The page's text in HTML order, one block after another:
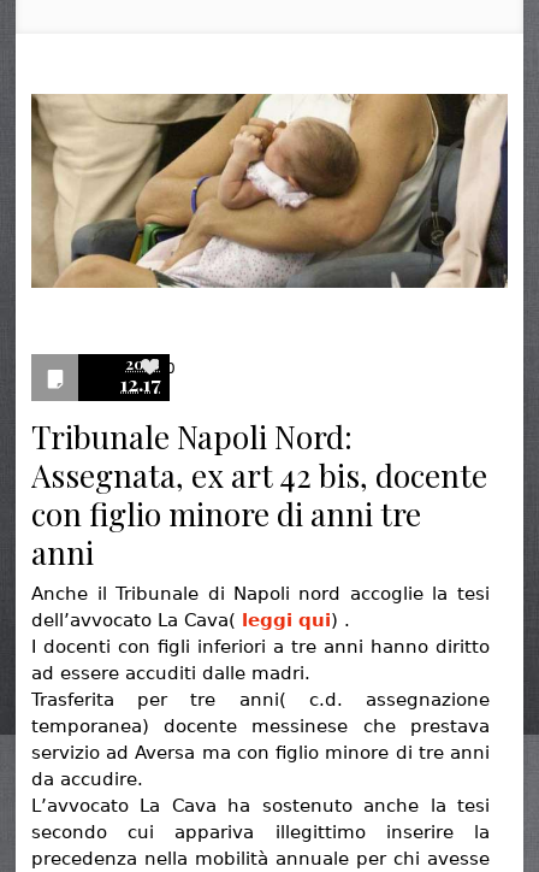
2018
12.17
0
Tribunale Napoli Nord:
Assegnata, ex art 42 bis, docente
con figlio minore di anni tre
anni
Anche il Tribunale di Napoli nord accoglie la tesi
dell’avvocato La Cava( leggi qui) .
I docenti con figli inferiori a tre anni hanno diritto
ad essere accuditi dalle madri.
Trasferita per tre anni( c.d. assegnazione
temporanea) docente messinese che prestava
servizio ad Aversa ma con figlio minore di tre anni
da accudire.
L’avvocato La Cava ha sostenuto anche la tesi
secondo cui appariva illegittimo inserire la
precedenza nella mobilità annuale per chi avesse